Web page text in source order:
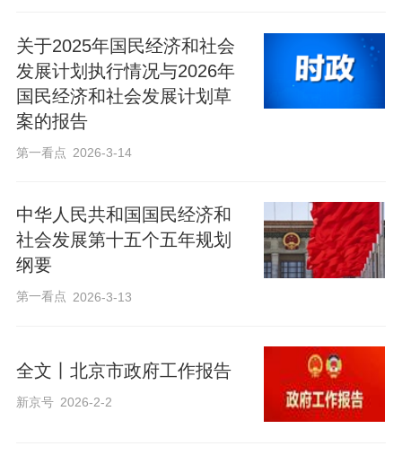
关于2025年国民经济和社会
发展计划执行情况与2026年
国民经济和社会发展计划草
案的报告
第一看点 2026-3-14
中华人民共和国国民经济和
社会发展第十五个五年规划
纲要
第一看点 2026-3-13
全文丨北京市政府工作报告
新京号 2026-2-2